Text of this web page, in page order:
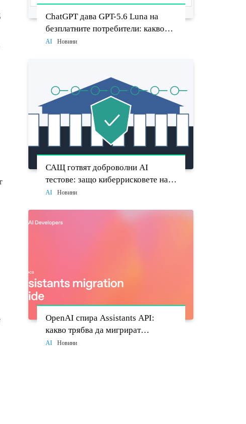
ChatGPT дава GPT-5.6 Luna на
безплатните потребители: какво
променят Think бутонът и новият
AI Новини
САЩ готвят доброволни AI
тестове: защо киберрисковете на
моделите стават политически
AI Новини
OpenAI спира Assistants API:
какво трябва да мигрират
разработчиците до 26 август
AI Новини